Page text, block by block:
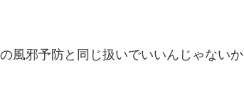
風邪予防と同じ扱いでいいんじゃないか